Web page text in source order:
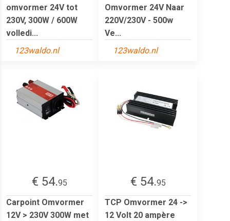
omvormer 24V tot
230V, 300W / 600W
volledi...
123waldo.nl
Omvormer 24V Naar
220V/230V - 500w
Ve...
123waldo.nl
€ 54.95
Carpoint Omvormer
12V > 230V 300W met
€ 54.95
TCP Omvormer 24 ->
12 Volt 20 ampère